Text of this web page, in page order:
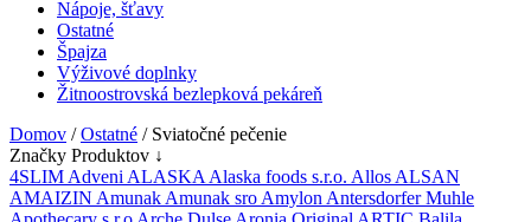
Nápoje, šťavy
Ostatné
Špajza
Výživové doplnky
Žitnoostrovská bezlepková pekáreň
Domov /Ostatné / Sviatočné pečenie
Značky Produktov ↓
4SLIM Adveni ALASKA Alaska foods s.r.o. Allos ALSAN
AMAIZIN Amunak Amunak sro Amylon Antersdorfer Muhle